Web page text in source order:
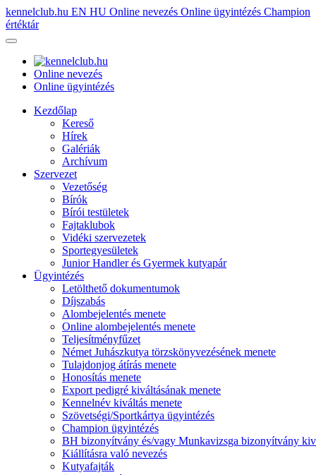
kennelclub.hu EN HU Online nevezés Online ügyintézés Champion
értéktár
Online nevezés
Online ügyintézés
Kezdőlap
Kereső
Hírek
Galériák
Archívum
Szervezet
Vezetőség
Bírók
Bírói testületek
Fajtaklubok
Vidéki szervezetek
Sportegyesületek
Junior Handler és Gyermek kutyapár
Ügyintézés
Letölthető dokumentumok
Díjszabás
Alombejelentés menete
Online alombejelentés menete
Teljesítményfűzet
Német Juhászkutya törzskönyvezésének menete
Tulajdonjog átírás menete
Honosítás menete
Export pedigré kiváltásának menete
Kennelnév kiváltás menete
Szövetségi/Sportkártya ügyintézés
Champion ügyintézés
BH bizonyítvány és/vagy Munkavizsga bizonyítvány
Kiállításra való nevezés
Kutyafajták